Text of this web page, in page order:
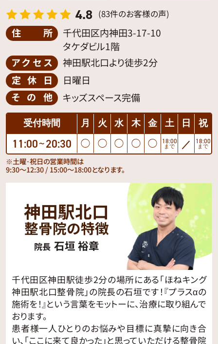
4.8 (83件のお客様の声)
住所
千代田区内神田3-17-10
タケダビル1階
アクセス
神田駅北口より徒歩2分
定休日
日曜日
その他
キッズスペース完備
受付時間 月 火 水 木 金 土 日 祝
11:00 〜 20:30 ◯ ◯ ◯ ◯ ◯ 18:00
まで ／ 18:00
まで
※土曜･祝日の営業時間は
9:30〜12:30 / 15:00〜18:00となります。
神田駅北口
整骨院の特徴
院長 石垣 裕章
千代田区神田駅徒歩2分の場所にある「ほねキング
神田駅北口整骨院」の院長の石垣です！『プラスαの
施術を！』という言葉をモットーに、治療に取り組んで
おります。
患者様一人ひとりのお悩みや目標に真摯に向き合
い、「ここに来て良かった」と思っていただける整骨院